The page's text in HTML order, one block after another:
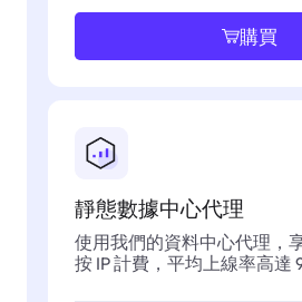
購買
靜態數據中心代理
使用我們的資料中心代理，
按 IP 計費，平均上線率高達